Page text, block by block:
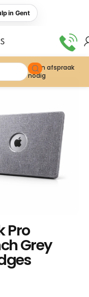
in Gent
Geen afspraak
nodig
Pro
Grey